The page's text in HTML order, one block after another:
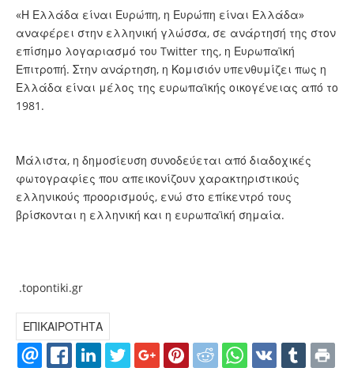
«Η Ελλάδα είναι Ευρώπη, η Ευρώπη είναι Ελλάδα»
αναφέρει στην ελληνική γλώσσα, σε ανάρτησή της στον
επίσημο λογαριασμό του Twitter της, η Ευρωπαϊκή
Επιτροπή. Στην ανάρτηση, η Κομισιόν υπενθυμίζει πως η
Ελλάδα είναι μέλος της ευρωπαϊκής οικογένειας από το
1981.
Μάλιστα, η δημοσίευση συνοδεύεται από διαδοχικές
φωτογραφίες που απεικονίζουν χαρακτηριστικούς
ελληνικούς προορισμούς, ενώ στο επίκεντρό τους
βρίσκονται η ελληνική και η ευρωπαϊκή σημαία.
.topontiki.gr
ΕΠΙΚΑΙΡΟΤΗΤΑ